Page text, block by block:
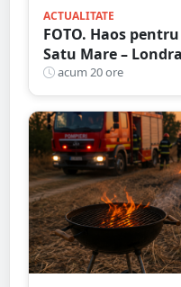
ACTUALITATE
FOTO. Haos
Satu Mare –
nouă întârziere.
acum 20 ore